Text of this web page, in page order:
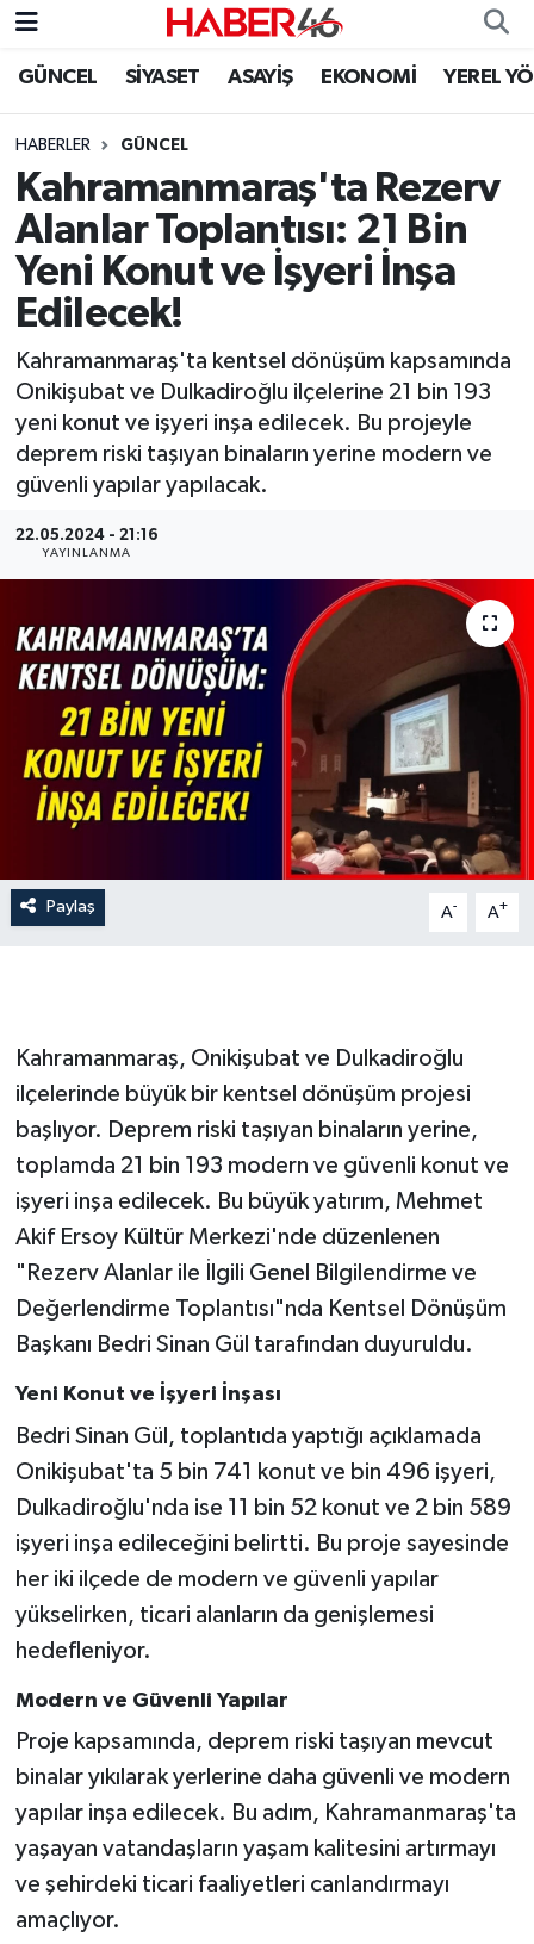
GÜNCEL SİYASET ASAYİŞ EKONOMİ YEREL
HABERLER GÜNCEL
Kahramanmaraş'ta Rezerv
Alanlar Toplantısı: 21 Bin
Yeni Konut ve İşyeri İnşa
Edilecek!
Kahramanmaraş'ta kentsel dönüşüm kapsamında
Onikişubat ve Dulkadiroğlu ilçelerine 21 bin 193
yeni konut ve işyeri inşa edilecek. Bu projeyle
deprem riski taşıyan binaların yerine modern ve
güvenli yapılar yapılacak.
22.05.2024 - 21:16
YAYINLANMA
Paylaş A- A+
Kahramanmaraş, Onikişubat ve Dulkadiroğlu
ilçelerinde büyük bir kentsel dönüşüm projesi
başlıyor. Deprem riski taşıyan binaların yerine,
toplamda 21 bin 193 modern ve güvenli konut ve
işyeri inşa edilecek. Bu büyük yatırım, Mehmet
Akif Ersoy Kültür Merkezi'nde düzenlenen
"Rezerv Alanlar ile İlgili Genel Bilgilendirme ve
Değerlendirme Toplantısı"nda Kentsel Dönüşüm
Başkanı Bedri Sinan Gül tarafından duyuruldu.
Yeni Konut ve İşyeri İnşası
Bedri Sinan Gül, toplantıda yaptığı açıklamada
Onikişubat'ta 5 bin 741 konut ve bin 496 işyeri,
Dulkadiroğlu'nda ise 11 bin 52 konut ve 2 bin 589
işyeri inşa edileceğini belirtti. Bu proje sayesinde
her iki ilçede de modern ve güvenli yapılar
yükselirken, ticari alanların da genişlemesi
hedefleniyor.
Modern ve Güvenli Yapılar
Proje kapsamında, deprem riski taşıyan mevcut
binalar yıkılarak yerlerine daha güvenli ve modern
yapılar inşa edilecek. Bu adım, Kahramanmaraş'ta
yaşayan vatandaşların yaşam kalitesini artırmayı
ve şehirdeki ticari faaliyetleri canlandırmayı
amaçlıyor.
GÜNCEL
SİYASET
EKONOMİ
SPOR
YAŞAM
TEKNOLOJİ
SAĞLIK
İLÇE HABERLERİ
KÜLTÜR-SANAT
KSÜ
DÜNYA
ROPORTAJ
MAGAZİN
MEDYA
SEÇİM 2011
BİLİMNET
Yemek
SEÇİM 2014
KİM KİMDİR
ÇEK GÖNDER
KİTAP
OTOMOBİL
MİZAH
TARİH
Genel
Nöbetçi Eczaneler
Hava Durumu
Kahramanmaraş Namaz Vakitleri
Trafik Durumu
Süper Lig Puan Durumu ve Fikstür
Tüm Manşetler
Son Dakika Haberleri